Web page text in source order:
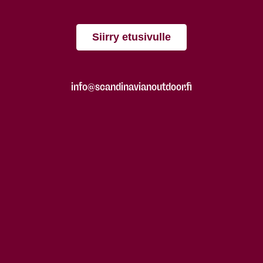
Siirry etusivulle
info@scandinavianoutdoor.fi